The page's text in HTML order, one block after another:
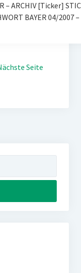
– ARCHIV [Ticker]
BAYER 04/2007
Seite